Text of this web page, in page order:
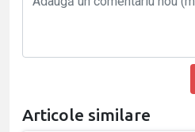
Articole similare